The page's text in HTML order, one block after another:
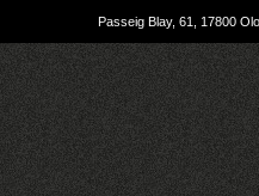
Passeig Blay, 61, 17800